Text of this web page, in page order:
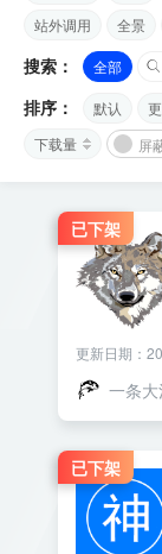
站外调用
全景
搜索： 全部
排序： 默认
下载量
屏
已下架
更新日期：
一条
已下架